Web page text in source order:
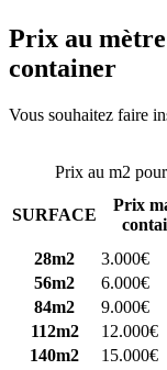
Prix au
container
Vous souhaitez faire
Prix au m2
SURFACE
Prix
28m2
3.000€
56m2
6.000€
84m2
9.000€
112m2
12.000€
140m2
15.000€